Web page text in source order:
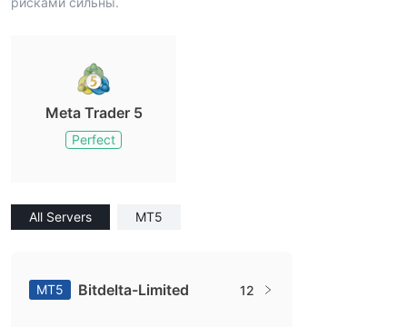
Meta Trader 5
Perfect
All Servers MT5
MT5 Bitdelta-Limited 12